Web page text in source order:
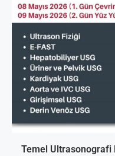
Temel Ultrasonografi